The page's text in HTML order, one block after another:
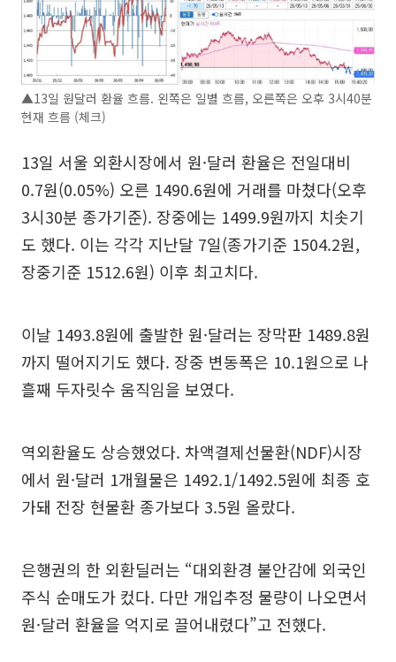
▲13일 원달러 환율 흐름. 왼쪽은 일별 흐름, 오른쪽은 오후 3시40분
현재 흐름 (체크)
13일 서울 외환시장에서 원·달러 환율은 전일대비
0.7원(0.05%) 오른 1490.6원에 거래를 마쳤다(오후
3시30분 종가기준). 장중에는 1499.9원까지 치솟기
도 했다. 이는 각각 지난달 7일(종가기준 1504.2원,
장중기준 1512.6원) 이후 최고치다.
이날 1493.8원에 출발한 원·달러는 장막판 1489.8원
까지 떨어지기도 했다. 장중 변동폭은 10.1원으로 나
흘째 두자릿수 움직임을 보였다.
역외환율도 상승했었다. 차액결제선물환(NDF)시장
에서 원·달러 1개월물은 1492.1/1492.5원에 최종 호
가돼 전장 현물환 종가보다 3.5원 올랐다.
은행권의 한 외환딜러는 “대외환경 불안감에 외국인
주식 순매도가 컸다. 다만 개입추정 물량이 나오면서
원·달러 환율을 억지로 끌어내렸다”고 전했다.